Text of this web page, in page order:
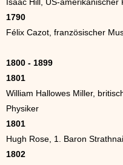
1790
Félix Cazot, französischer
1800 - 1899
1801
William Hallowes Miller,
Physiker
1801
Hugh Rose, 1. Baron
1802